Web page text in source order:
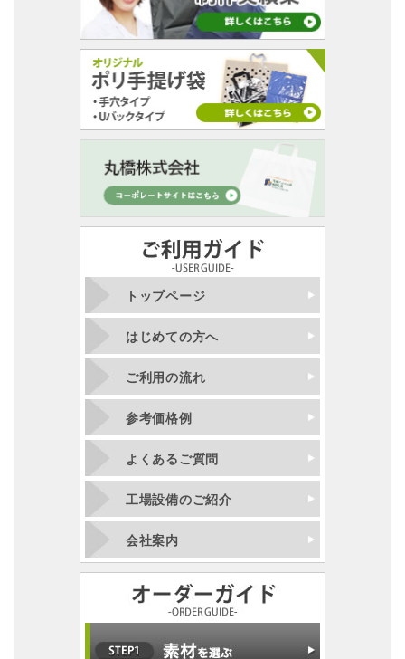
トップページ
はじめての方へ
ご利用の流れ
参考価格例
よくあるご質問
工場設備のご紹介
会社案内